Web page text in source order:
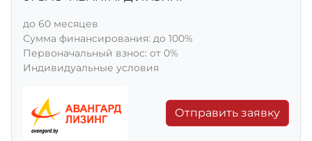
до 60 месяцев
Сумма финансирования: до 100%
Первоначальный взнос: от 0%
Индивидуальные условия
Отправить заявку